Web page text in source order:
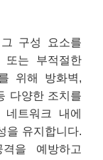
구성 요소를
는 부적절한
위해 방화벽,
다양한 조치를
트워크 내에
을 유지합니다.
을 예방하고